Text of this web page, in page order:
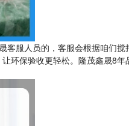
服人员的，客服会根据咱们搅
环保验收更轻松。隆茂鑫晟8年